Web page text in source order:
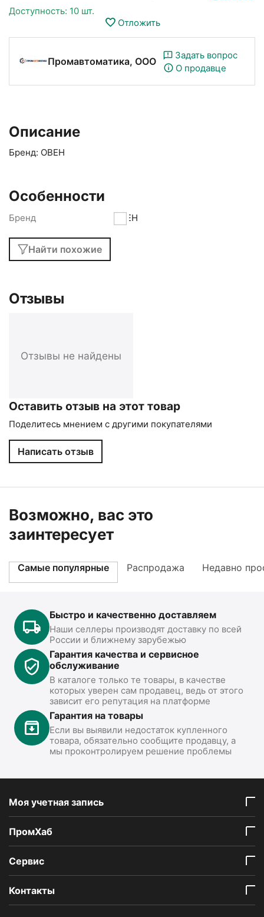
Доступность: 10 шт.
Отложить
Промавтоматика, ООО
Задать вопрос
О продавце
Описание
Бренд: ОВЕН
Особенности
Бренд ОВЕН
Найти похожие
Отзывы
Отзывы не найдены
Оставить отзыв на этот товар
Поделитесь мнением с другими покупателями
Написать отзыв
Возможно, вас это
заинтересует
Самые популярные Распродажа Недавно
Быстро и качественно доставляем
Наши селлеры производят доставку по всей
России и ближнему зарубежью
Гарантия качества и сервисное
обслуживание
В каталоге только те товары, в качестве
которых уверен сам продавец, ведь от этого
зависит его репутация на платформе
Гарантия на товары
Если вы выявили недостаток купленного
товара, обязательно сообщите продавцу, а
мы проконтролируем решение проблемы
Моя учетная запись
ПромХаб
Сервис
Контакты